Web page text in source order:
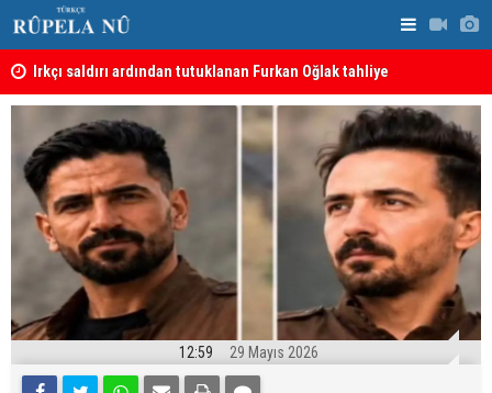
Irkçı saldırı ardından tutuklanan Furkan Oğlak tahliye
edildi
12:59 29 Mayıs 2026